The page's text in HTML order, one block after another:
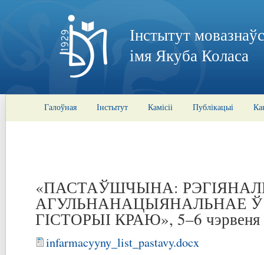
Інстытут
імя Якуба Коласа
Галоўная Інстытут Камісіі Публікацыі
«ПАСТАЎШЧЫНА:
АГУЛЬНАНАЦЫЯНАЛЬНАЕ Ў
ГІСТОРЫІ КРАЮ», 5–6 чэрвеня
infarmacyyny_list_pastavy.docx